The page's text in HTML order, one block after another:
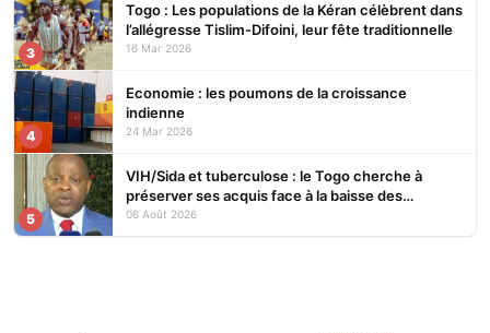
3
Togo : Les populations de la Kéran célèbrent dans
l’allégresse Tislim-Difoini, leur fête traditionnelle
16 Mar 2026
4
Economie : les poumons de la croissance
indienne
24 Mar 2026
5
VIH/Sida et tuberculose : le Togo cherche à
préserver ses acquis face à la baisse des
financements
06 Août 2026